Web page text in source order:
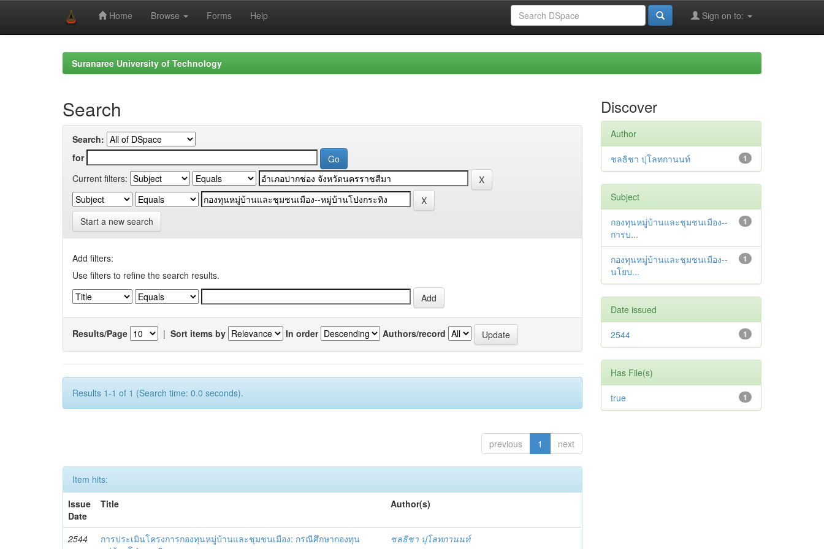
Home Browse Forms Help Sign on to:
Suranaree University of Technology
Search
Search:
for
Current filters:
Start a new search
Add filters:
Use filters to refine the search results.
Results/Page | Sort items by In order Authors/record
Results 1-1 of 1 (Search time: 0.0 seconds).
previous 1 next
Item hits:
Issue
Date
Title Author(s)
2544
การประเมินโครงการกองทุนหมู่บ้านและชุมชนเมือง: กรณีศึกษากองทุน
ชลธิชา ปุโลทกานนท์
Discover
Author
1
ชลธิชา ปุโลทกานนท์
Subject
1
กองทุนหมู่บ้านและชุมชนเมือง--
การบ...
1
กองทุนหมู่บ้านและชุมชนเมือง--
นโยบ...
Date issued
1
2544
Has File(s)
1
true